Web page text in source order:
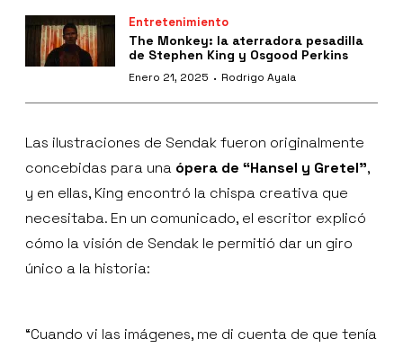
Entretenimiento
The Monkey: la aterradora pesadilla
de Stephen King y Osgood Perkins
Enero 21, 2025 · Rodrigo Ayala
Las ilustraciones de Sendak fueron originalmente
concebidas para una ópera de “Hansel y Gretel”,
y en ellas, King encontró la chispa creativa que
necesitaba. En un comunicado, el escritor explicó
cómo la visión de Sendak le permitió dar un giro
único a la historia:
“Cuando vi las imágenes, me di cuenta de que tenía